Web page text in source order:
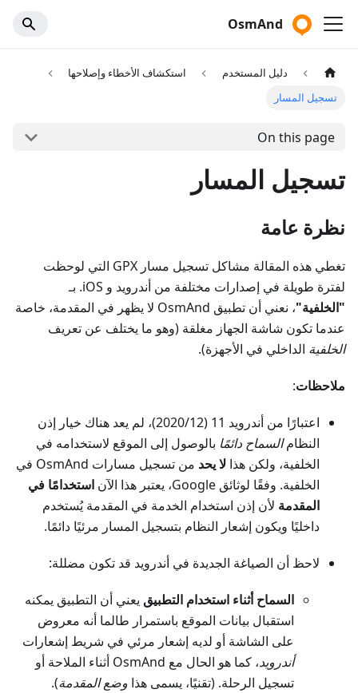
OsmAnd
دليل المستخدم
استكشاف الأخطاء وإصلاحها
تسجيل المسار
On this page
تسجيل المسار
نظرة عامة
تغطي هذه المقالة مشاكل تسجيل مسار GPX التي لوحظت
لفترة طويلة في إصدارات مختلفة من أندرويد و iOS. بـ
"الخلفية"
، نعني أن تطبيق OsmAnd لا يظهر في المقدمة، خاصة
عندما تكون شاشة الجهاز مغلقة (وهو ما يختلف عن تعريف
الخلفية الداخلي في الأجهزة).
ملاحظات:
اعتبارًا من أندرويد 11 (2020/12)، لم يعد هناك خيار إذن
النظامالسماح دائمًا بالوصول إلى الموقع لاستخدامه في
الخلفية، ولكن هذا لا يحد
من تسجيل مسارات OsmAnd في
الخلفية. وفقًا لوثائق Google، يعتبر هذا الآن
استخدامًا في
المقدمة لأن إذن استخدام الخدمة في المقدمة يُستخدم
داخليًا ويكون إشعار النظام بتسجيل المسار مرئيًا دائمًا.
لاحظ أن الصياغة الجديدة في أندرويد قد تكون مضللة:
السماح أثناء استخدام التطبيق يعني أن التطبيق يمكنه
استقبال بيانات الموقع باستمرار طالما أنه معروض
على الشاشة أو لديه إشعار مرئي في شريط إشعارات
أندرويد
، كما هو الحال مع OsmAnd أثناء الملاحة أو
تسجيل الرحلة. (تقنيًا، يسمى هذا وضع المقدمة).